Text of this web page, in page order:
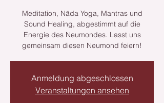
Meditation, Nāda Yoga, Mantras und
Sound Healing, abgestimmt auf die
Energie des Neumondes. Lasst uns
gemeinsam diesen Neumond feiern!
Anmeldung abgeschlossen
Veranstaltungen ansehen